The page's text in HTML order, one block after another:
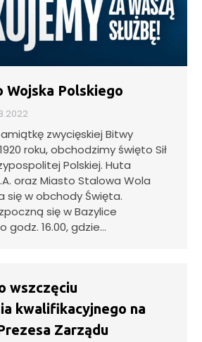
Wojska Polskiego
zwycięskiej Bitwy
roku, obchodzimy święto Sił
Polskiej. Huta
oraz Miasto Stalowa Wola
się w obchody Święta.
się w Bazylice
godz. 16.00, gdzie…
wszczęciu
kwalifikacyjnego na
Zarządu